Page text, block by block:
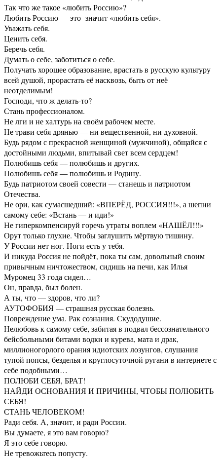
Так что же такое «любить Россию»?
Любить Россию — это значит «любить себя».
Уважать себя.
Ценить себя.
Беречь себя.
Думать о себе, заботиться о себе.
Получать хорошее образование, врастать в русскую культуру
всей душой, прорастать её насквозь, быть от неё
неотделимым!
Господи, что ж делать-то?
Стань профессионалом.
Не лги и не халтурь на своём рабочем месте.
Не трави себя дрянью — ни вещественной, ни духовной.
Будь рядом с прекрасной женщиной (мужчиной), общайся с
достойными людьми, впитывай свет всем сердцем!
Полюбишь себя — полюбишь и других.
Полюбишь себя — полюбишь и Родину.
Будь патриотом своей совести — станешь и патриотом
Отечества.
Не ори, как сумасшедший: «ВПЕРЁД, РОССИЯ!!!», а шепни
самому себе: «Встань — и иди!»
Не гиперкомпенсируй горечь утраты воплем «НАШЁЛ!!!»
Орут только глухие. Чтобы заглушить мёртвую тишину.
У России нет ног. Ноги есть у тебя.
И никуда Россия не пойдёт, пока ты сам, довольный своим
привычным ничтожеством, сидишь на печи, как Илья
Муромец 33 года сидел…
Он, правда, был болен.
А ты, что — здоров, что ли?
АУТОФОБИЯ — страшная русская болезнь.
Повреждение ума. Рак сознания. Скудодушие.
Нелюбовь к самому себе, забитая в подвал бессознательного
бейсбольными битами водки и курева, мата и драк,
миллионогорлого орания идиотских лозунгов, слушания
тупой попсы, безделья и круглосуточной ругани в интернете с
себе подобными…
ПОЛЮБИ СЕБЯ, БРАТ!
НАЙДИ ОСНОВАНИЯ И ПРИЧИНЫ, ЧТОБЫ ПОЛЮБИТЬ
СЕБЯ!
СТАНЬ ЧЕЛОВЕКОМ!
Ради себя. А, значит, и ради России.
Вы думаете, я это вам говорю?
Я это себе говорю.
Не тревожьтесь попусту.